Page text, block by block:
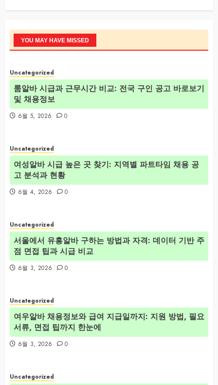
YOU MAY HAVE MISSED
Uncategorized
룸알바 시급과 근무시간 비교: 전국 구인 공고 바로보기
및 채용정보
6월 5, 2026 0
Uncategorized
여성알바 시급 높은 곳 찾기: 지역별 파트타임 채용 공
고 분석과 현황
6월 4, 2026 0
Uncategorized
서울에서 유흥알바 구하는 방법과 자격: 데이터 기반 주
점 면접 팁과 시급 비교
6월 3, 2026 0
Uncategorized
여우알바 채용정보와 급여 지급일까지: 지원 방법, 필요
서류, 면접 팁까지 한눈에
6월 3, 2026 0
Uncategorized